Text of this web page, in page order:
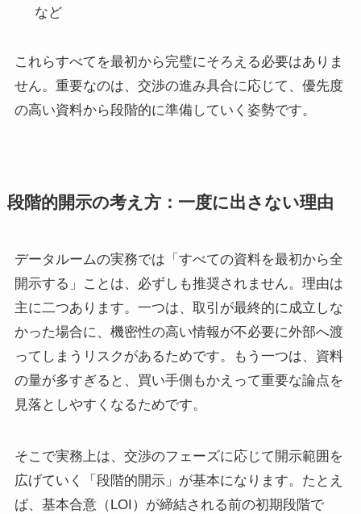
など
これらすべてを最初から完璧にそろえる必要はありま
せん。重要なのは、交渉の進み具合に応じて、優先度
の高い資料から段階的に準備していく姿勢です。
段階的開示の考え方：一度に出さない理由
データルームの実務では「すべての資料を最初から全
開示する」ことは、必ずしも推奨されません。理由は
主に二つあります。一つは、取引が最終的に成立しな
かった場合に、機密性の高い情報が不必要に外部へ渡
ってしまうリスクがあるためです。もう一つは、資料
の量が多すぎると、買い手側もかえって重要な論点を
見落としやすくなるためです。
そこで実務上は、交渉のフェーズに応じて開示範囲を
広げていく「段階的開示」が基本になります。たとえ
ば、基本合意（LOI）が締結される前の初期段階で